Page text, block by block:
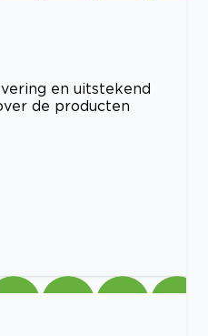
en uitstekend
de producten